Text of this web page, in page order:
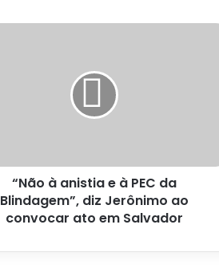
“Não à anistia e à PEC da
Blindagem”, diz Jerônimo ao
convocar ato em Salvador